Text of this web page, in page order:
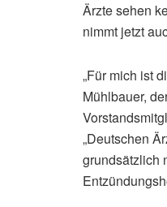
Ärzte sehen
nimmt jetzt
„Für mich ist
Mühlbauer,
„Deutschen
grundsätzlich